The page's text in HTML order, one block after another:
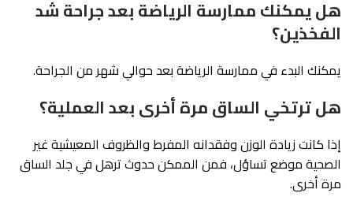
هل يمكنك ممارسة الرياضة بعد جراحة شد
الفخذين؟
يمكنك البدء في ممارسة الرياضة بعد حوالي شهر من الجراحة.
هل ترتخي الساق مرة أخرى بعد العملية؟
إذا كانت زيادة الوزن وفقدانه المفرط والظروف المعيشية غير
الصحية موضع تساؤل، فمن الممكن حدوث ترهل في جلد الساق
مرة أخرى.